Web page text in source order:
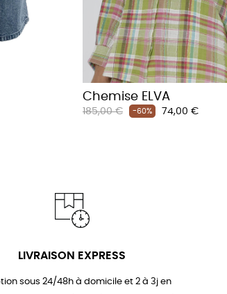
Chemise ELVA
Prix
185,00 € -60% Prix
74,00 €
LIVRAISON EXPRESS
sous 24/48h à domicile et 2 à 3j en